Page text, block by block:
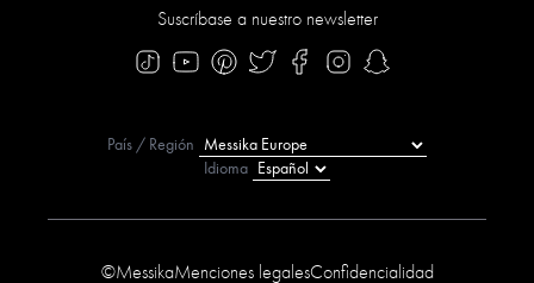
Suscríbase a nuestro newsletter
©MessikaMenciones legalesConfidencialidad
País / Región
Idioma